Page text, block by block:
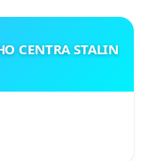
CENTRA STALIN